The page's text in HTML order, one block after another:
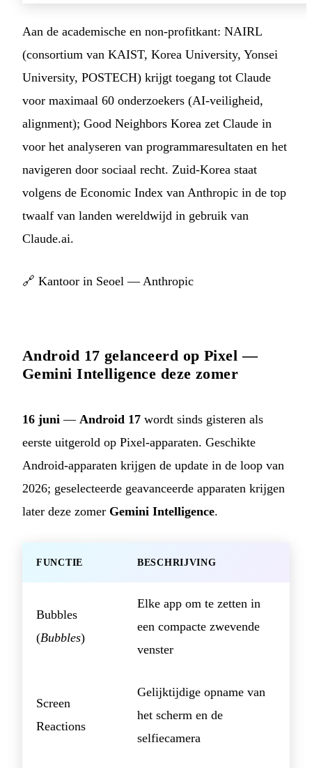
Aan de academische en non-profitkant: NAIRL
(consortium van KAIST, Korea University, Yonsei
University, POSTECH) krijgt toegang tot Claude
voor maximaal 60 onderzoekers (AI-veiligheid,
alignment); Good Neighbors Korea zet Claude in
voor het analyseren van programmaresultaten en het
navigeren door sociaal recht. Zuid-Korea staat
volgens de Economic Index van Anthropic in de top
twaalf van landen wereldwijd in gebruik van
Claude.ai.
🔗 Kantoor in Seoel — Anthropic
Android 17 gelanceerd op Pixel —
Gemini Intelligence deze zomer
16 juni — Android 17 wordt sinds gisteren als
eerste uitgerold op Pixel-apparaten. Geschikte
Android-apparaten krijgen de update in de loop van
2026; geselecteerde geavanceerde apparaten krijgen
later deze zomer Gemini Intelligence.
FUNCTIE BESCHRIJVING
Bubbles
(Bubbles)
Elke app om te zetten in
een compacte zwevende
venster
Screen
Reactions
Gelijktijdige opname van
het scherm en de
selfiecamera